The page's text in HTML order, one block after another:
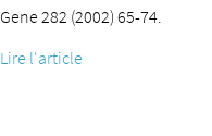
Gene 282 (2002) 65-74.
Lire l'article